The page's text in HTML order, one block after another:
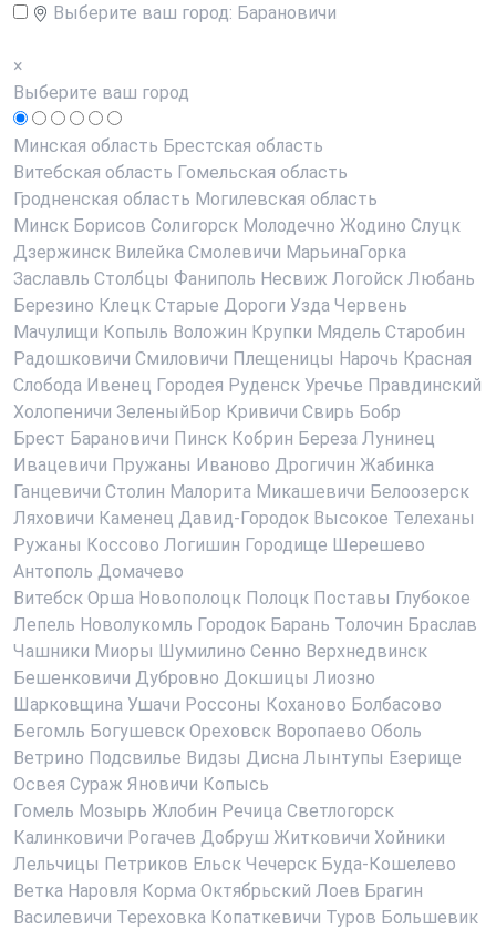
Выберите ваш город: Барановичи
×
Выберите ваш город
Минская область Брестская область
Витебская область Гомельская область
Гродненская область Могилевская область
Минск Борисов Солигорск Молодечно Жодино Слуцк
Дзержинск Вилейка Смолевичи МарьинаГорка
Заславль Столбцы Фаниполь Несвиж Логойск Любань
Березино Клецк Старые Дороги Узда Червень
Мачулищи Копыль Воложин Крупки Мядель Старобин
Радошковичи Смиловичи Плещеницы Нарочь Красная
Слобода Ивенец Городея Руденск Уречье Правдинский
Холопеничи ЗеленыйБор Кривичи Свирь Бобр
Брест Барановичи Пинск Кобрин Береза Лунинец
Ивацевичи Пружаны Иваново Дрогичин Жабинка
Ганцевичи Столин Малорита Микашевичи Белоозерск
Ляховичи Каменец Давид-Городок Высокое Телеханы
Ружаны Коссово Логишин Городище Шерешево
Антополь Домачево
Витебск Орша Новополоцк Полоцк Поставы Глубокое
Лепель Новолукомль Городок Барань Толочин Браслав
Чашники Миоры Шумилино Сенно Верхнедвинск
Бешенковичи Дубровно Докшицы Лиозно
Шарковщина Ушачи Россоны Коханово Болбасово
Бегомль Богушевск Ореховск Воропаево Оболь
Ветрино Подсвилье Видзы Дисна Лынтупы Езерище
Освея Сураж Яновичи Копысь
Гомель Мозырь Жлобин Речица Светлогорск
Калинковичи Рогачев Добруш Житковичи Хойники
Лельчицы Петриков Ельск Чечерск Буда-Кошелево
Ветка Наровля Корма Октябрьский Лоев Брагин
Василевичи Тереховка Копаткевичи Туров Большевик